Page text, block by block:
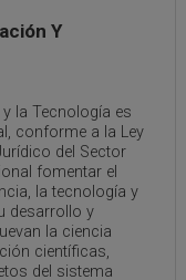
Y
la Tecnología es
conforme a la Ley
del Sector
fomentar el
la tecnología y
desarrollo y
la ciencia
científicas,
del sistema